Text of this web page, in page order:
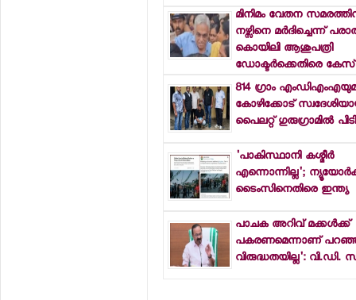
മിനിമം വേതന
നഴ്സിനെ മര്‍ദിച്ചെന്ന്
കൊയിലി ആശുപത്രി
ഡോക്ടര്‍ക്കെതിരെ കേസ്
814 ഗ്രാം
കോഴിക്കോട്
പൈലറ്റ് ഗുരുഗ്രാമില്‍
'പാകിസ്ഥാനി കശ്മീര്‍
എന്നൊന്നില്ല';
ടൈംസിനെതിരെ ഇന്ത്യ
പാചക അറിവ് മക്കള്‍ക്ക്
പകരണമെന്നാണ്
വിരുദ്ധതയില്ല': വി.ഡി.